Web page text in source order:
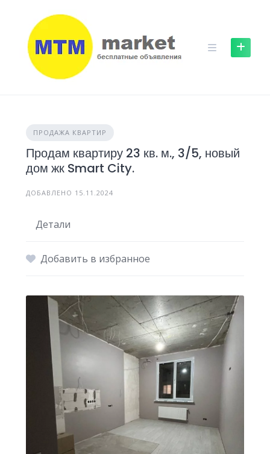
content
ПРОДАЖА КВАРТИР
Продам квартиру 23 кв. м., 3/5, новый
дом жк Smart City.
ДОБАВЛЕНО 15.11.2024
Детали
Добавить в избранное